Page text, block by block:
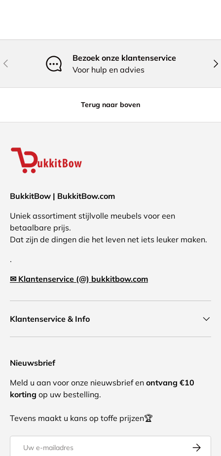
Vorige
Bezoek onze klantenservice
Voor hulp en advies
Terug naar boven
BukkitBow | BukkitBow.com
Uniek assortiment stijlvolle meubels voor een
betaalbare prijs.
Dat zijn de dingen die het leven net iets leuker maken.
.
✉ Klantenservice (@) bukkitbow.com
Klantenservice & Info
Nieuwsbrief
Meld u aan voor onze nieuwsbrief en ontvang €10
korting op uw bestelling.
Tevens maakt u kans op toffe prijzen🏆